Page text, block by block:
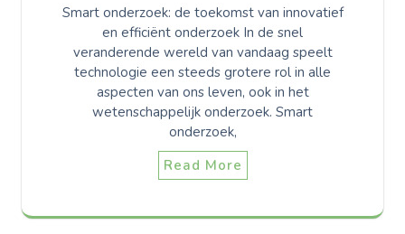
Smart onderzoek: de toekomst van innovatief
en efficiënt onderzoek In de snel
veranderende wereld van vandaag speelt
technologie een steeds grotere rol in alle
aspecten van ons leven, ook in het
wetenschappelijk onderzoek. Smart
onderzoek,
Read More